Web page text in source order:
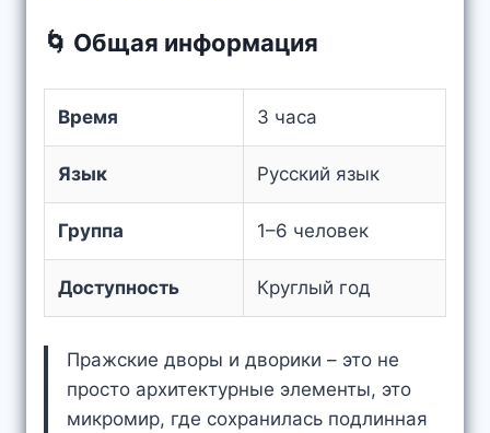
🌀 Общая информация
Время 3 часа
Язык Русский язык
Группа 1–6 человек
Доступность Круглый год
Пражские дворы и дворики – это не
просто архитектурные элементы, это
микромир, где сохранилась подлинная